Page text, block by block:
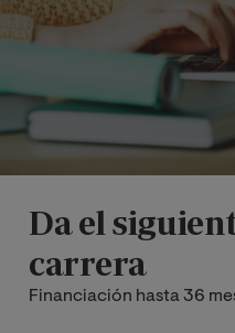
Da el
carrera
Financiación hasta 36